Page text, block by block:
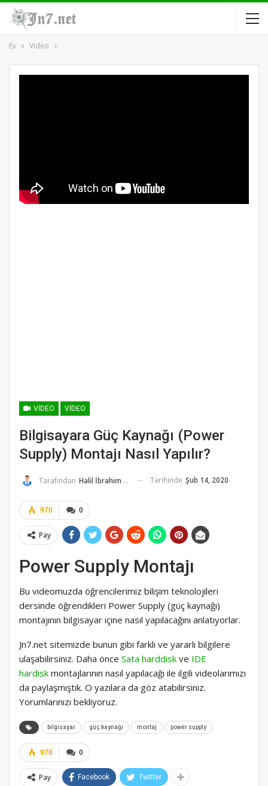
Ev Video
VIDEO VIDEO
Bilgisayara Güç Kaynağı (Power
Supply) Montajı Nasıl Yapılır?
Tarafından Halil İbrahim K. Tarihinde Şub 14, 2020
0
970
Pay
Power Supply Montajı
Bu videomuzda öğrencilerimiz bilişim teknolojileri
dersinde öğrendikleri Power Supply (güç kaynağı)
montajının bilgisayar içine nasıl yapılacağını anlatıyorlar.
Jn7.net sitemizde bunun gibi farklı ve yararlı bilgilere
ulaşabilirsiniz. Daha önce Sata harddisk ve IDE
hardisk montajlarının nasıl yapılacağı ile ilgili videolarımızı
da paylaşmıştık. O yazılara da göz atabilirsiniz.
Yorumlarınızı bekliyoruz.
bilgisayar güç kaynağı montaj power supply
0
970
Pay Facebook Twitter